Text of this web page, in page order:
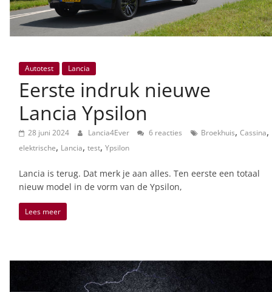
Autotest Lancia
Eerste indruk nieuwe
Lancia Ypsilon
28 juni 2024 Lancia4Ever 6 reacties Broekhuis, Cassina,
elektrische, Lancia, test, Ypsilon
Lancia is terug. Dat merk je aan alles. Ten eerste een totaal
nieuw model in de vorm van de Ypsilon,
Lees meer